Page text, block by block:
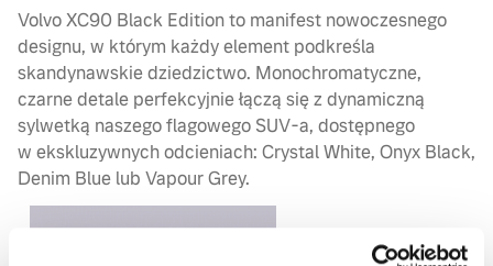
Volvo XC90 Black Edition to manifest nowoczesnego
designu, w którym każdy element podkreśla
skandynawskie dziedzictwo. Monochromatyczne,
czarne detale perfekcyjnie łączą się z dynamiczną
sylwetką naszego flagowego SUV-a, dostępnego
w ekskluzywnych odcieniach: Crystal White, Onyx Black,
Denim Blue lub Vapour Grey.